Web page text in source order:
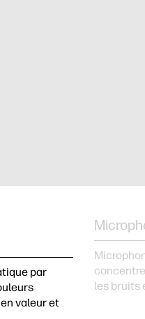
par
valeur et
les bruits